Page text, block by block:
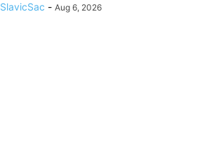
SlavicSac - Aug 6, 2026